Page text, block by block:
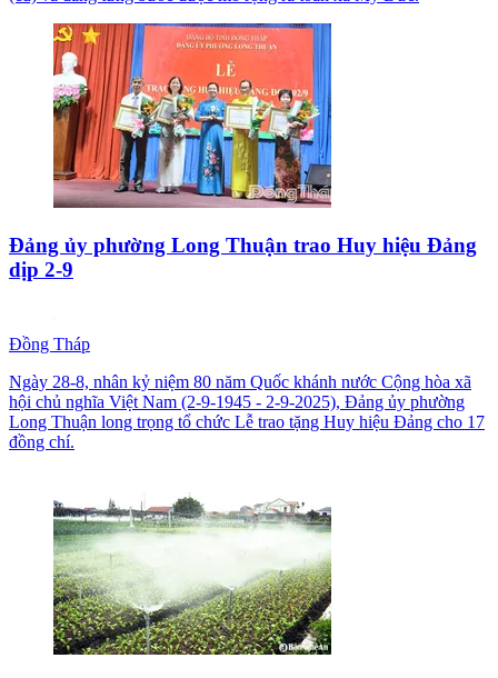
Đảng ủy phường Long Thuận trao Huy hiệu Đảng
dịp 2-9
Đồng Tháp
Ngày 28-8, nhân kỷ niệm 80 năm Quốc khánh nước Cộng hòa xã
hội chủ nghĩa Việt Nam (2-9-1945 - 2-9-2025), Đảng ủy phường
Long Thuận long trọng tổ chức Lễ trao tặng Huy hiệu Đảng cho 17
đồng chí.